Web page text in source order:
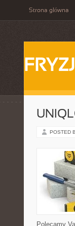
Strona główna
POSTED
Polecamy